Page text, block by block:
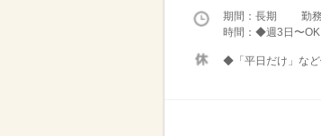
期間：長期 勤務
時間：◆週3日〜
◆「平日だけ」など